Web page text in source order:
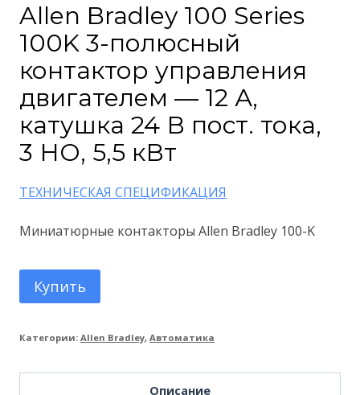
Allen Bradley 100 Series
100K 3-полюсный
контактор управления
двигателем — 12 А,
катушка 24 В пост. тока,
3 НО, 5,5 кВт
ТЕХНИЧЕСКАЯ СПЕЦИФИКАЦИЯ
Миниатюрные контакторы Allen Bradley 100-K
Купить
Категории: Allen Bradley, Автоматика
Описание